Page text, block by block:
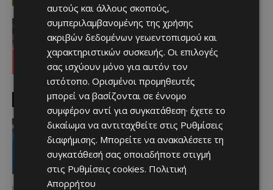
Απόλλων
Τι ισχύει με Κονομή
Afentiko
MUST READ
video
«Η αγάπη μου για την ΑΕΛ δεν μπορεί
να σταματήσει – Μια μέρα θα
είμαστε ξανά μαζί» (video)
Afentiko - 07/08/2026
αυτούς και άλλους σκοπούς,
συμπεριλαμβανομένης της χρήσης
ακριβών δεδομένων γεωεντοπισμού και
χαρακτηριστικών συσκευής. Οι επιλογές
σας ισχύουν μόνο για αυτόν τον
ιστότοπο. Ορισμένοι προμηθευτές
μπορεί να βασίζονται σε έννομο
συμφέρον αντί για συγκατάθεση· έχετε το
δικαίωμα να αντιταχθείτε στις Ρυθμίσεις
διαφήμισης. Μπορείτε να ανακαλέσετε τη
συγκατάθεσή σας οποιαδήποτε στιγμή
στις Ρυθμίσεις cookies. Πολιτική
Απορρήτου